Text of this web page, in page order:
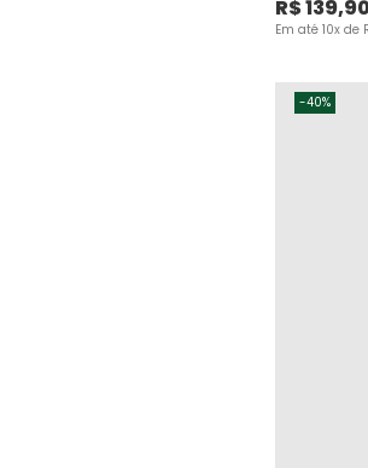
R$139,
Em até 10x de
-40%